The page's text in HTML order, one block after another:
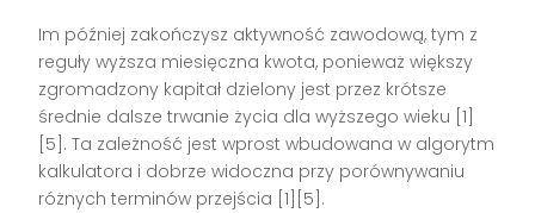
Im później zakończysz aktywność zawodową, tym z
reguły wyższa miesięczna kwota, ponieważ większy
zgromadzony kapitał dzielony jest przez krótsze
średnie dalsze trwanie życia dla wyższego wieku [1]
[5]. Ta zależność jest wprost wbudowana w algorytm
kalkulatora i dobrze widoczna przy porównywaniu
różnych terminów przejścia [1][5].